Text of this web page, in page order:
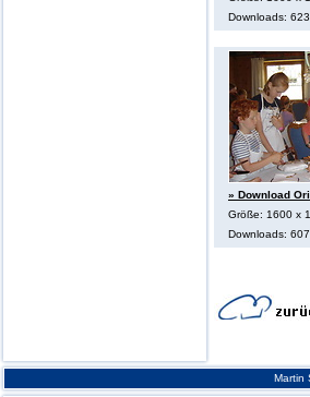
Downloads: 623
» Download
Größe: 1600 x
Downloads: 607
Martin